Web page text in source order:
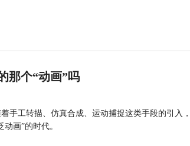
那个“动画”吗
手工转描、仿真合成、运动捕捉这类手段的引入
画”的时代。